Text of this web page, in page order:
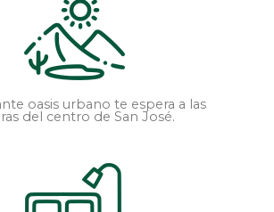
oasis urbano te espera a las
del centro de San José.